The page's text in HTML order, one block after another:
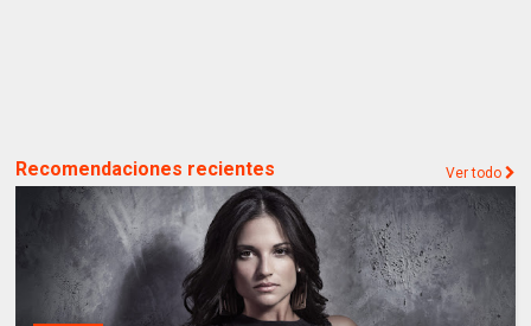
Recomendaciones recientes Ver todo